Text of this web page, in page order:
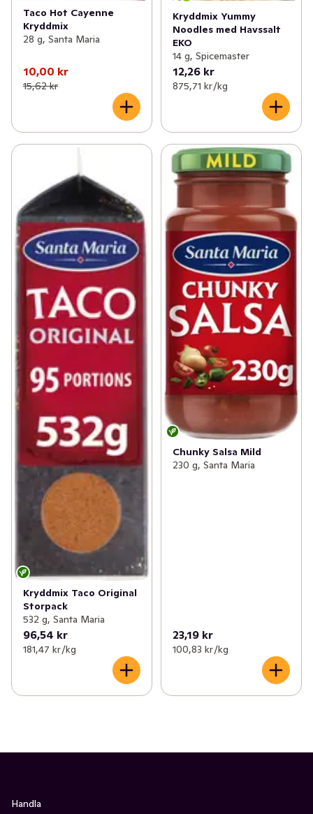
Taco Hot Cayenne
Kryddmix
28 g, Santa Maria
10,00 kr
15,62 kr
Kryddmix Yummy
Noodles med Havssalt
EKO
14 g, Spicemaster
12,26 kr
875,71 kr /kg
Kryddmix Taco Original
Storpack
532 g, Santa Maria
96,54 kr
181,47 kr /kg
Chunky Salsa Mild
230 g, Santa Maria
23,19 kr
100,83 kr /kg
Handla